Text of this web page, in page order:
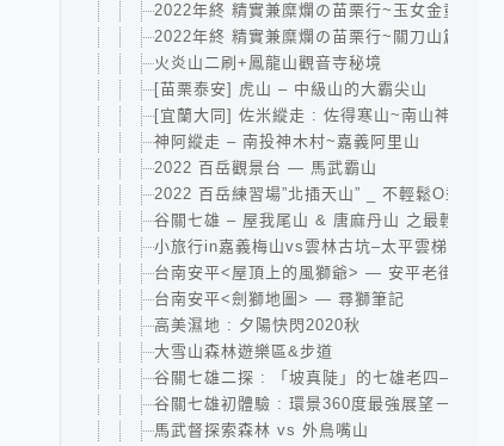
2022年終 精實兼糜爛の苗栗行~玉女金童汶水
2022年終 精實兼糜爛の苗栗行~關刀山篇
火炎山二刷+鳳龍山觀音寺秘境
[苗栗泰安] 虎山 – 中級山的大霸尖山
[宜蘭大同] 佐米縱走 : 佐得寒山~南山神木群~
神阿縱走 – 南投神木村~嘉義阿里山
2022 百岳觀景台 — 馬武霸山
2022 百岳練習場”北插天山” _ 不輕鬆O型-賀
谷關七雄 – 屋我尾山 & 唐麻丹山 之最輕鬆攻
小旅行in嘉義梅山vs雲林古坑–太平雲梯、大尖
台南安平<屋頂上的風獅爺> — 安平老街亂走
台南安平<劍獅地圖> — 尋獅筆記
高美濕地 : 夕陽快閃2020秋
大雪山森林遊樂區&步道
谷關七雄二探 : 「坡真陡」的七雄老四—波津
谷關七雄初體驗 : 環景360度最強展望－東卯山
馬武督探索森林 vs 外鳥嘴山